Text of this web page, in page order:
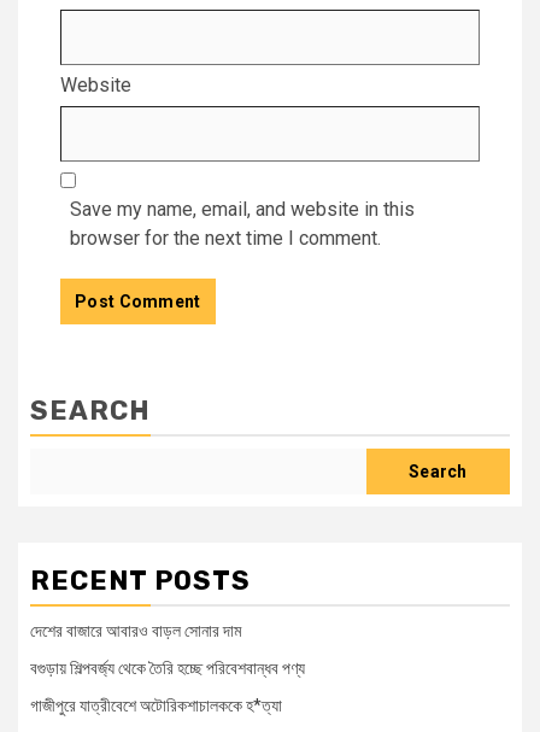
Website
Save my name, email, and website in this
browser for the next time I comment.
SEARCH
Search
RECENT POSTS
দেশের বাজারে আবারও বাড়ল সোনার দাম
বগুড়ায় শিল্পবর্জ্য থেকে তৈরি হচ্ছে পরিবেশবান্ধব পণ্য
গাজীপুরে যাত্রীবেশে অটোরিকশাচালককে হ*ত্যা